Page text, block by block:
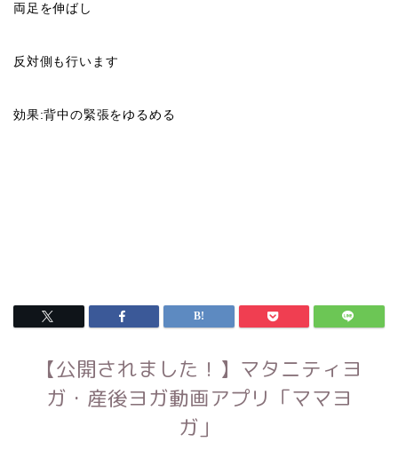
両足を伸ばし
反対側も行います
効果:背中の緊張をゆるめる
【公開されました！】マタニティヨ
ガ・産後ヨガ動画アプリ「ママヨ
ガ」